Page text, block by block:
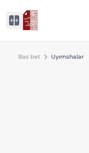
Bas bet Uyımshalar